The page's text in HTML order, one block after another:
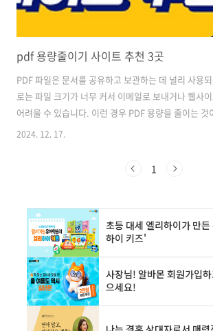
pdf 용량줄이기 사이트 추천 3곳
PDF 파일은 문서를 공유하고 보관하는 데 널리 사용
로는 파일 크기가 너무 커서 이메일로 보내거나 웹사
어려울 수 있습니다. 이런 경우 PDF 용량을 줄이는 것
히도 온라인에서 무료로 사용할 수 있는 여러 가지 도
를 소개해 드리겠습니다. 1. Smallpdf - 간편하고 빠
속도로 유명합니다. 주요 특징 - 간단한 드래그 앤 드
질, 중간, 낮은 압축 옵션 제공- 파일당 최대 5GB까지
2024. 12. 17.
1